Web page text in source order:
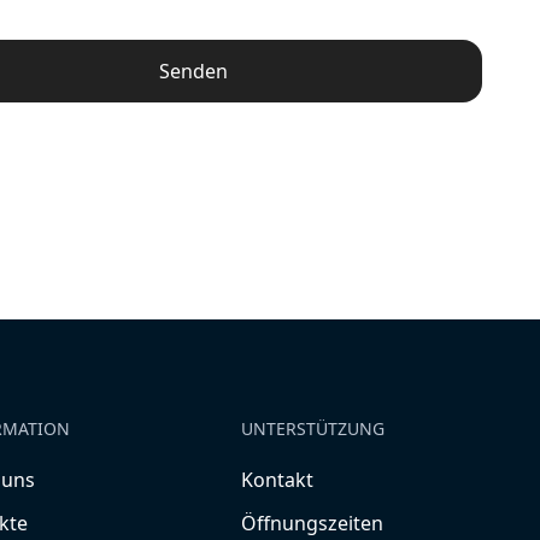
Senden
UNTERSTÜTZUNG
Kontakt
Öffnungszeiten